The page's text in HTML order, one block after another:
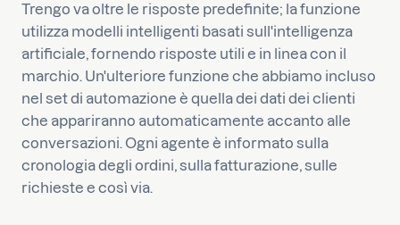
Trengo va oltre le risposte predefinite; la funzione
utilizza modelli intelligenti basati sull'intelligenza
artificiale, fornendo risposte utili e in linea con il
marchio. Un'ulteriore funzione che abbiamo incluso
nel set di automazione è quella dei dati dei clienti
che appariranno automaticamente accanto alle
conversazioni. Ogni agente è informato sulla
cronologia degli ordini, sulla fatturazione, sulle
richieste e così via.